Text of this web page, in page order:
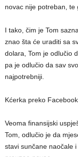
novac nije potreban,
I tako, čim je Tom
znao šta će uraditi sa
dolara, Tom je odlučio
pa je odlučio da sav
najpotrebniji.
Kćerka preko
Veoma finansijski
Tom, odlučio je da
stavi sunčane naočale